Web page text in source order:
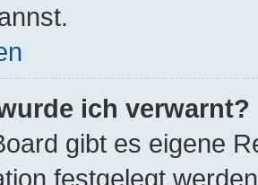
ich verwarnt?
gibt es eigene
festgelegt